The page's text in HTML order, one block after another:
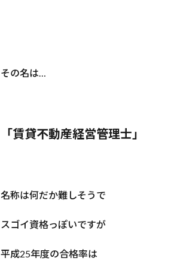
その名は…
「賃貸不動産経営管理士」
名称は何だか難しそうで
スゴイ資格っぽいですが
平成25年度の合格率は